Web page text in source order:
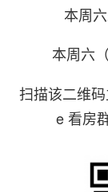
本周
本周六
扫描该二维
e 看房